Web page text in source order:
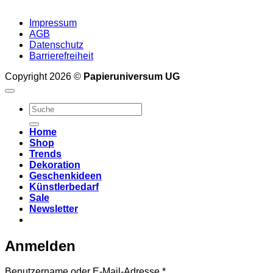
Impressum
AGB
Datenschutz
Barrierefreiheit
Copyright 2026 © Papieruniversum UG
Suche
nach:
Home
Shop
Trends
Dekoration
Geschenkideen
Künstlerbedarf
Sale
Newsletter
Anmelden